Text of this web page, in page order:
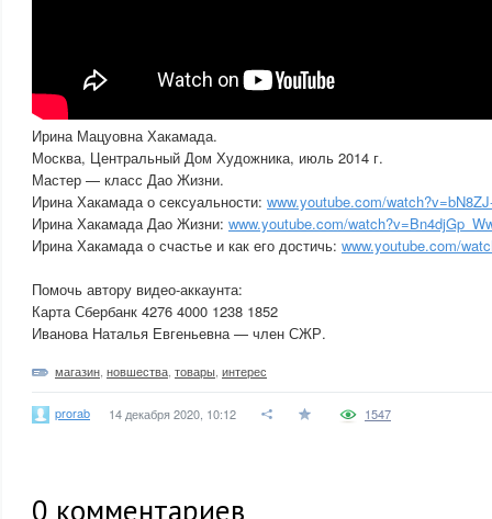
Ирина Мацуовна Хакамада.
Москва, Центральный Дом Художника, июль 2014 г.
Мастер — класс Дао Жизни.
Ирина Хакамада о сексуальности: www.youtube.com/
Ирина Хакамада Дао Жизни: www.youtube.com/
Ирина Хакамада о счастье и как его достичь: www.youtube.com/
Помочь автору видео-аккаунта:
Карта Сбербанк 4276 4000 1238 1852
Иванова Наталья Евгеньевна — член СЖР.
магазин новшества товары интерес
prorab 14 декабря 2020, 10:12 1547
0 комментариев